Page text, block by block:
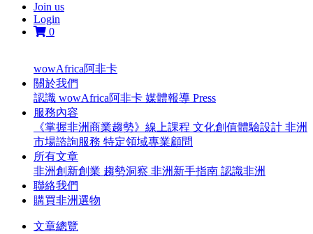
Join us
Login
0
wowAfrica阿非卡
關於我們
認識 wowAfrica阿非卡 媒體報導 Press
服務內容
《掌握非洲商業趨勢》線上課程 文化創值體驗設計 非洲
市場諮詢服務 特定領域專業顧問
所有文章
非洲創新創業 趨勢洞察 非洲新手指南 認識非洲
聯絡我們
購買非洲選物
文章總覽